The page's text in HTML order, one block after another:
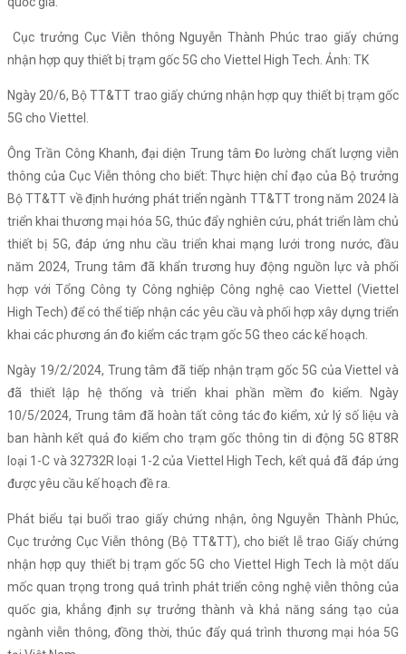
Cục trưởng Cục Viễn thông Nguyễn Thành Phúc trao giấy chứng
nhận hợp quy thiết bị trạm gốc 5G cho Viettel High Tech. Ảnh: TK
Ngày 20/6, Bộ TT&TT trao giấy chứng nhận hợp quy thiết bị trạm gốc
5G cho Viettel.
Ông Trần Công Khanh, đại diện Trung tâm Đo lường chất lượng viễn
thông của Cục Viễn thông cho biết: Thực hiện chỉ đạo của Bộ trưởng
Bộ TT&TT về định hướng phát triển ngành TT&TT trong năm 2024 là
triển khai thương mại hóa 5G, thúc đẩy nghiên cứu, phát triển làm chủ
thiết bị 5G, đáp ứng nhu cầu triển khai mạng lưới trong nước, đầu
năm 2024, Trung tâm đã khẩn trương huy động nguồn lực và phối
hợp với Tổng Công ty Công nghiệp Công nghệ cao Viettel (Viettel
High Tech) để có thể tiếp nhận các yêu cầu và phối hợp xây dựng triển
khai các phương án đo kiểm các trạm gốc 5G theo các kế hoạch.
Ngày 19/2/2024, Trung tâm đã tiếp nhận trạm gốc 5G của Viettel và
đã thiết lập hệ thống và triển khai phần mềm đo kiểm. Ngày
10/5/2024, Trung tâm đã hoàn tất công tác đo kiểm, xử lý số liệu và
ban hành kết quả đo kiểm cho trạm gốc thông tin di động 5G 8T8R
loại 1-C và 32732R loại 1-2 của Viettel High Tech, kết quả đã đáp ứng
được yêu cầu kế hoạch đề ra.
Phát biểu tại buổi trao giấy chứng nhận, ông Nguyễn Thành Phúc,
Cục trưởng Cục Viễn thông (Bộ TT&TT), cho biết lễ trao Giấy chứng
nhận hợp quy thiết bị trạm gốc 5G cho Viettel High Tech là một dấu
mốc quan trọng trong quá trình phát triển công nghệ viễn thông của
quốc gia, khẳng định sự trưởng thành và khả năng sáng tạo của
ngành viễn thông, đồng thời, thúc đẩy quá trình thương mại hóa 5G